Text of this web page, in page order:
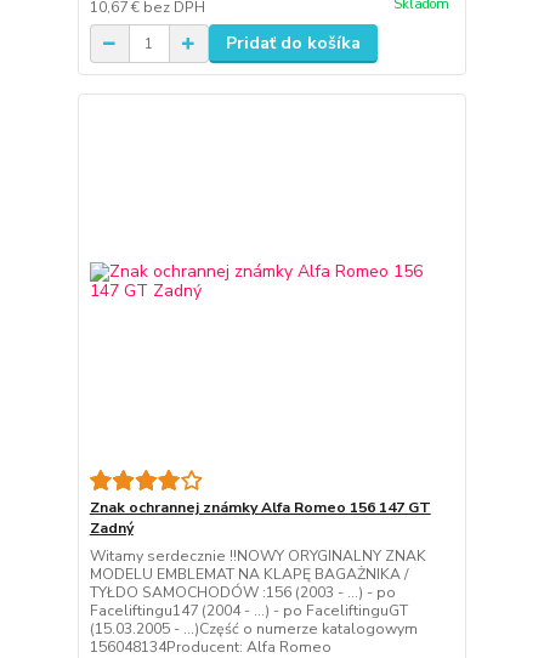
10,67 € bez DPH Skladom
Pridať do košíka
Znak ochrannej známky Alfa Romeo 156 147 GT
Zadný
Witamy serdecznie !!NOWY ORYGINALNY ZNAK
MODELU EMBLEMAT NA KLAPĘ BAGAŻNIKA /
TYŁDO SAMOCHODÓW :156 (2003 - ...) - po
Faceliftingu147 (2004 - ...) - po FaceliftinguGT
(15.03.2005 - ...)Część o numerze katalogowym
156048134Producent: Alfa Romeo